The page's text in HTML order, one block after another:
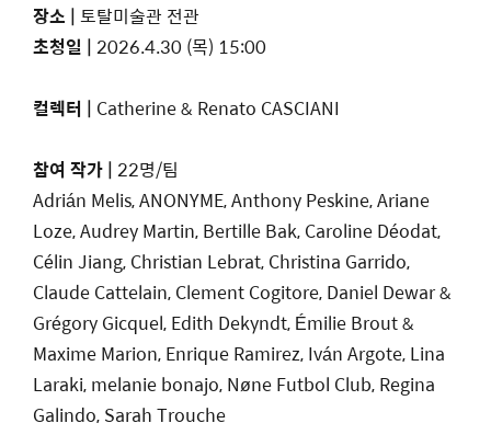
장소 | 토탈미술관 전관
초청일 | 2026.4.30 (목) 15:00
컬렉터 | Catherine & Renato CASCIANI
참여 작가 |22명/팀
Adrián Melis, ANONYME, Anthony Peskine, Ariane
Loze, Audrey Martin, Bertille Bak, Caroline Déodat,
Célin Jiang, Christian Lebrat, Christina Garrido,
Claude Cattelain, Clement Cogitore, Daniel Dewar &
Grégory Gicquel, Edith Dekyndt, Émilie Brout &
Maxime Marion, Enrique Ramirez, Iván Argote, Lina
Laraki, melanie bonajo, Nøne Futbol Club, Regina
Galindo, Sarah Trouche